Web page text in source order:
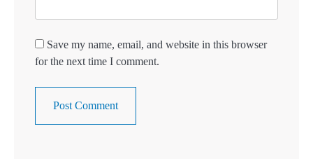
Save my name, email, and website in this browser
for the next time I comment.